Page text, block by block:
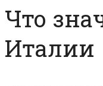
Что
Италии